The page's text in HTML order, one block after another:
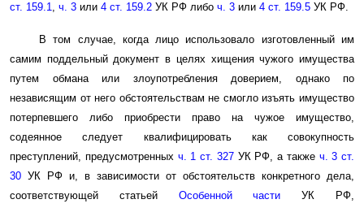
ст. 159.1, ч. 3 или 4 ст. 159.2 УК РФ либо ч. 3 или 4 ст. 159.5 УК РФ.
В том случае, когда лицо использовало изготовленный им
самим поддельный документ в целях хищения чужого имущества
путем обмана или злоупотребления доверием, однако по
независящим от него обстоятельствам не смогло изъять имущество
потерпевшего либо приобрести право на чужое имущество,
содеянное следует квалифицировать как совокупность
преступлений, предусмотренных ч. 1 ст. 327УК РФ, а также ч. 3 ст.
30 УК РФ и, в зависимости от обстоятельств конкретного дела,
соответствующей статьей Особенной части УК РФ,